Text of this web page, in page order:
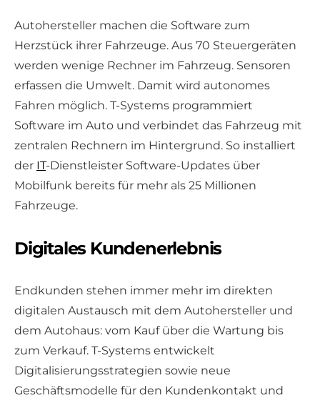
Autohersteller machen die Software zum
Herzstück ihrer Fahrzeuge. Aus 70 Steuergeräten
werden wenige Rechner im Fahrzeug. Sensoren
erfassen die Umwelt. Damit wird autonomes
Fahren möglich. T-Systems programmiert
Software im Auto und verbindet das Fahrzeug mit
zentralen Rechnern im Hintergrund. So installiert
der IT-Dienstleister Software-Updates über
Mobilfunk bereits für mehr als 25 Millionen
Fahrzeuge.
Digitales Kundenerlebnis
Endkunden stehen immer mehr im direkten
digitalen Austausch mit dem Autohersteller und
dem Autohaus: vom Kauf über die Wartung bis
zum Verkauf. T-Systems entwickelt
Digitalisierungsstrategien sowie neue
Geschäftsmodelle für den Kundenkontakt und